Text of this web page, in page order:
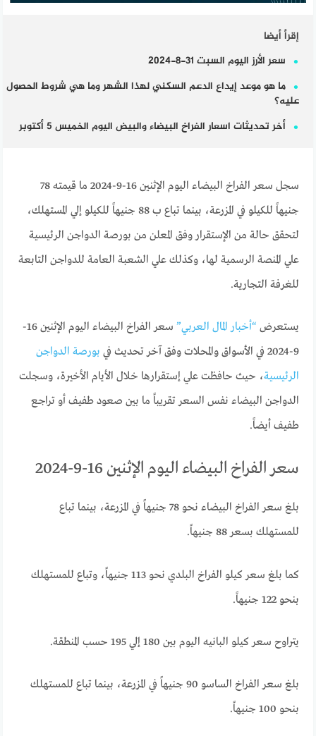
إقرأ أيضا
سعر الأرز اليوم السبت 31-8-2024
ما هو موعد إيداع الدعم السكني لهذا الشهر وما هي شروط الحصول
عليه؟
أخر تحديثات اسعار الفراخ البيضاء والبيض اليوم الخميس 5 أكتوبر
سجل سعر الفراخ البيضاء اليوم الإثنين 16-9-2024 ما قيمته 78
جنيهاً للكيلو في المزرعة، بينما تباع ب 88 جنيهاً للكيلو إلي المستهلك،
لتحقق حالة من الإستقرار وفق المعلن من بورصة الدواجن الرئيسية
علي المنصة الرسمية لها، وكذلك علي الشعبة العامة للدواجن التابعة
للغرفة التجارية.
يستعرض “أخبار المال العربي”
سعر الفراخ البيضاء اليوم الإثنين 16-
9-2024 في الأسواق والمحلات وفق آخر تحديث في
بورصة الدواجن
الرئيسية، حيث حافظت علي إستقرارها خلال الأيام الأخيرة، وسجلت
الدواجن البيضاء نفس السعر تقريباً ما بين صعود طفيف أو تراجع
طفيف أيضاً.
سعر الفراخ البيضاء اليوم الإثنين 16-9-2024
بلغ سعر الفراخ البيضاء نحو 78 جنيهاً في المزرعة، بينما تباع
للمستهلك بسعر 88 جنيهاً.
كما بلغ سعر كيلو الفراخ البلدي نحو 113 جنيهاً، وتباع للمستهلك
بنحو 122 جنيهاً.
يتراوح سعر كيلو البانيه اليوم بين 180 إلي 195 حسب المنطقة.
بلغ سعر الفراخ الساسو 90 جنيهاً في المزرعة، بينما تباع للمستهلك
بنحو 100 جنيهاً.